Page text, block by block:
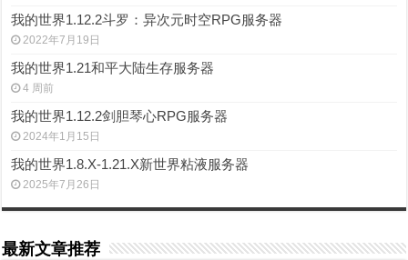
我的世界1.12.2斗罗：异次元时空RPG服务器
2022年7月19日
我的世界1.21和平大陆生存服务器
4 周前
我的世界1.12.2剑胆琴心RPG服务器
2024年1月15日
我的世界1.8.X-1.21.X新世界粘液服务器
2025年7月26日
最新文章推荐